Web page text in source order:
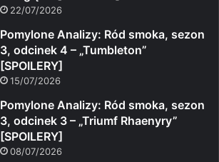
22/07/2026
Pomylone Analizy: Ród smoka, sezon
3, odcinek 4 – „Tumbleton”
[SPOILERY]
15/07/2026
Pomylone Analizy: Ród smoka, sezon
3, odcinek 3 – „Triumf Rhaenyry”
[SPOILERY]
08/07/2026